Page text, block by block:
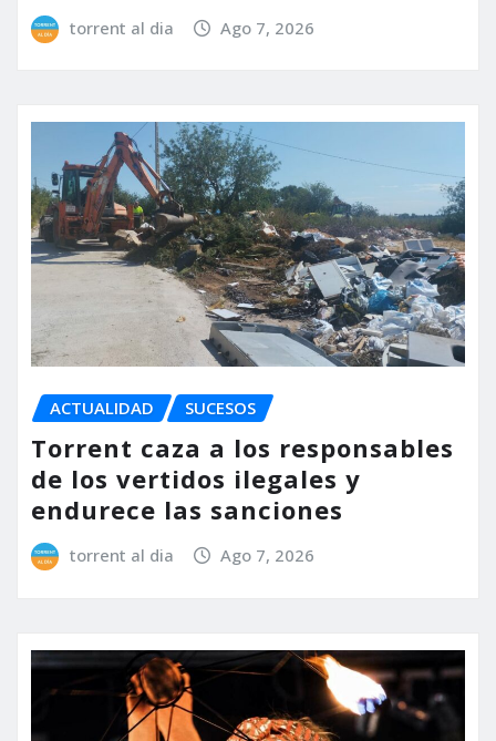
torrent al dia Ago 7, 2026
ACTUALIDAD SUCESOS
Torrent caza a los responsables
de los vertidos ilegales y
endurece las sanciones
torrent al dia Ago 7, 2026